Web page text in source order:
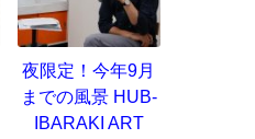
夜限定！今年9月
までの風景 HUB-
IBARAKI ART